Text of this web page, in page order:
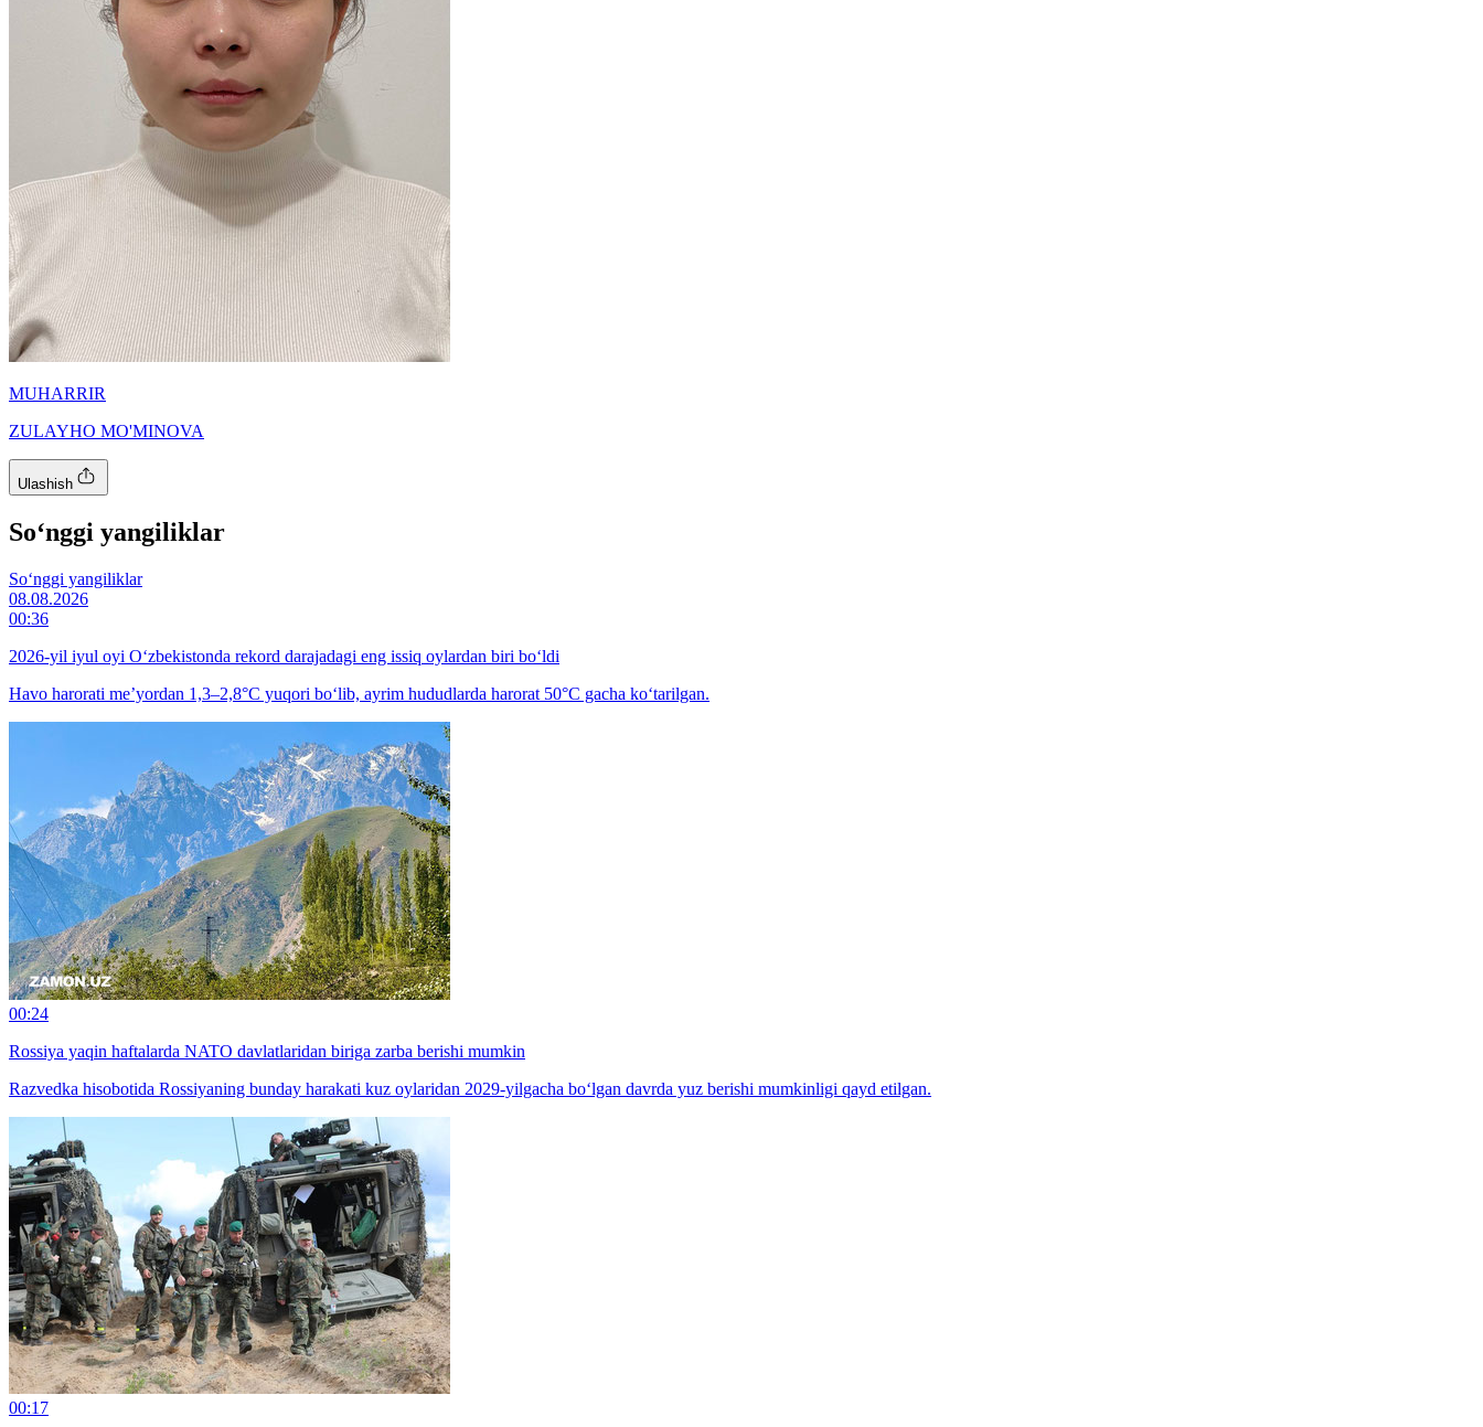
MUHARRIR
ZULAYHO MO'MINOVA
Ulashish
So‘nggi yangiliklar
So‘nggi yangiliklar
08.08.2026
00:36
2026-yil iyul oyi O‘zbekistonda rekord darajadagi eng issiq oylardan biri bo‘ldi
Havo harorati me’yordan 1,3–2,8°C yuqori bo‘lib, ayrim hududlarda harorat 50°C gacha ko‘tarilgan.
00:24
Rossiya yaqin haftalarda NATO davlatlaridan biriga zarba berishi mumkin
Razvedka hisobotida Rossiyaning bunday harakati kuz oylaridan 2029-yilgacha bo‘lgan davrda yuz berishi mumkinligi qayd etilgan.
00:17